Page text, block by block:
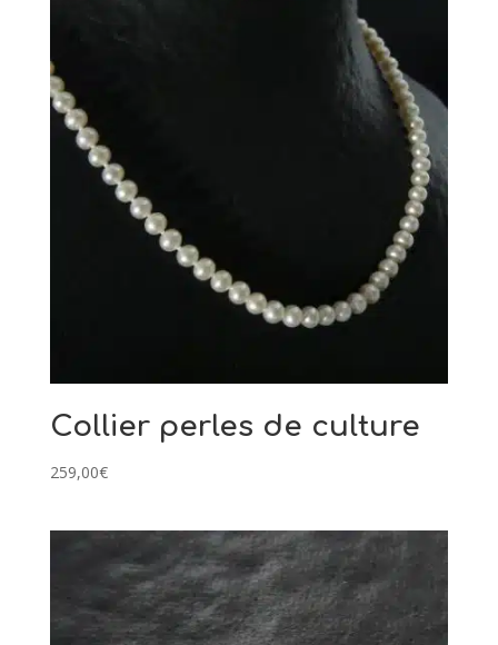
Collier perles de culture
259,00€